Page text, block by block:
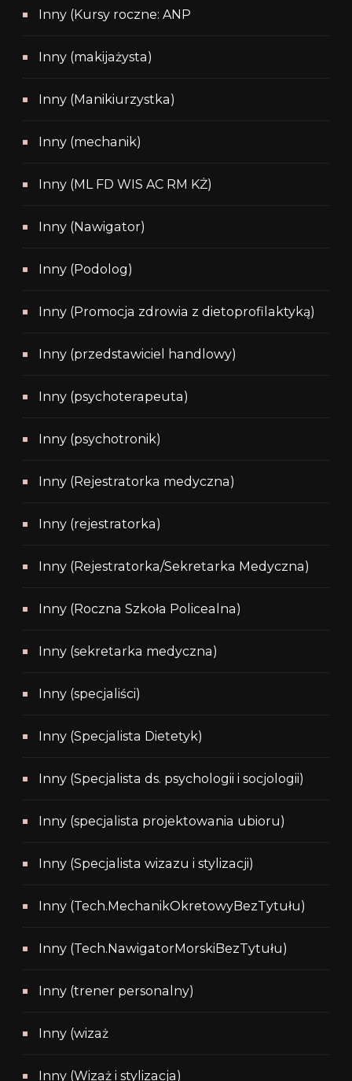
Inny (Kursy roczne: ANP
Inny (makijażysta)
Inny (Manikiurzystka)
Inny (mechanik)
Inny (ML FD WIS AC RM KŻ)
Inny (Nawigator)
Inny (Podolog)
Inny (Promocja zdrowia z dietoprofilaktyką)
Inny (przedstawiciel handlowy)
Inny (psychoterapeuta)
Inny (psychotronik)
Inny (Rejestratorka medyczna)
Inny (rejestratorka)
Inny (Rejestratorka/Sekretarka Medyczna)
Inny (Roczna Szkoła Policealna)
Inny (sekretarka medyczna)
Inny (specjaliści)
Inny (Specjalista Dietetyk)
Inny (Specjalista ds. psychologii i socjologii)
Inny (specjalista projektowania ubioru)
Inny (Specjalista wizazu i stylizacji)
Inny (Tech.MechanikOkretowyBezTytułu)
Inny (Tech.NawigatorMorskiBezTytułu)
Inny (trener personalny)
Inny (wizaż
Inny (Wizaż i stylizacja)